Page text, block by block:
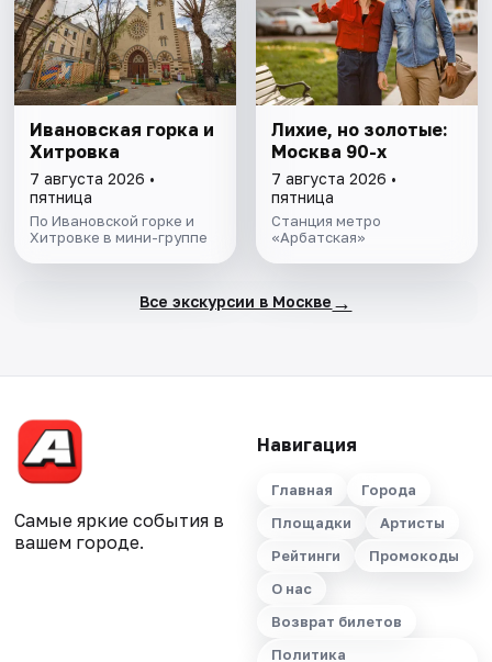
Ивановская горка и
Хитровка
7 августа 2026 •
пятница
По Ивановской горке и
Хитровке в мини-группе
Лихие, но золотые:
Москва 90-х
7 августа 2026 •
пятница
Станция метро
«Арбатская»
Все экскурсии в Москве →
Самые яркие события в
вашем городе.
Навигация
Главная
Города
Площадки
Артисты
Рейтинги
Промокоды
О нас
Возврат билетов
Политика